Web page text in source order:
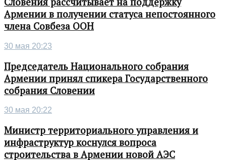
Армении в получении статуса непостоянного
члена Совбеза ООН
30 мая 20:23
Председатель Национального собрания
Армении принял спикера Государственного
собрания Словении
30 мая 20:22
Министр территориального управления и
инфраструктур коснулся вопроса
строительства в Армении новой АЭС